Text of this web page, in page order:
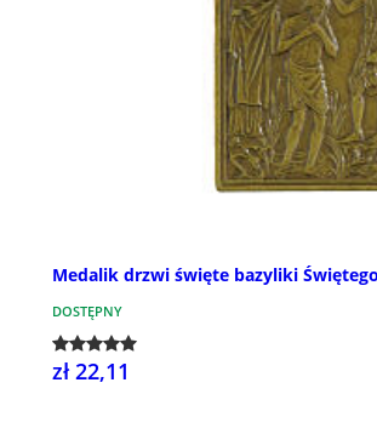
Medalik drzwi święte bazyliki
DOSTĘPNY
zł 22,11